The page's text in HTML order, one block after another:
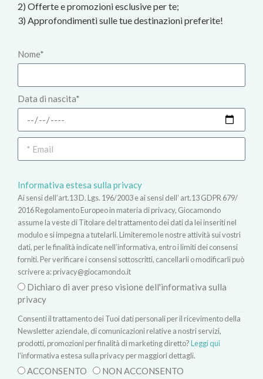
2) Offerte e promozioni esclusive per te;
3) Approfondimenti sulle tue destinazioni preferite!
Nome*
Data di nascita*
Informativa estesa sulla privacy
Ai sensi dell’art.13 D. Lgs. 196/2003 e ai sensi dell’ art.13 GDPR 679/
2016 Regolamento Europeo in materia di privacy, Giocamondo
assume la veste di Titolare del trattamento dei dati da lei inseriti nel
modulo e si impegna a tutelarli. Limiteremo le nostre attività sui vostri
dati, per le finalità indicate nell’informativa, entro i limiti dei consensi
forniti. Per verificare i consensi sottoscritti, cancellarli o modificarli può
scrivere a:privacy@giocamondo.it
Dichiaro di aver preso visione dell'informativa sulla
privacy
Consenti il trattamento dei Tuoi dati personali per il ricevimento della
Newsletter aziendale, di comunicazioni relative a nostri servizi,
prodotti, promozioni per finalità di marketing diretto?Leggi qui
l'informativa estesa sulla privacy per maggiori dettagli.
ACCONSENTO NON ACCONSENTO